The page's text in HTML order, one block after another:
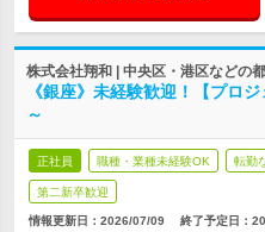
株式会社翔和 | 中央区・港区などの
《銀座》未経験歓迎！【プロ
～
正社員 職種・業種未経験OK 転勤
第二新卒歓迎
情報更新日：2026/07/09 終了予定日：